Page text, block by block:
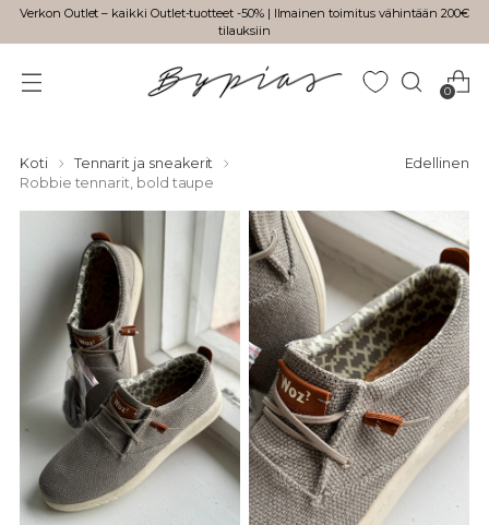
Verkon Outlet – kaikki Outlet-tuotteet -50% | Ilmainen toimitus vähintään 200€
tilauksiin
0
Koti
Tennarit ja sneakerit
Robbie tennarit, bold taupe
Edellinen